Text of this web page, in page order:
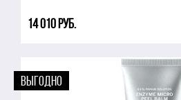
14 010 руб.
ВЫГОДНО